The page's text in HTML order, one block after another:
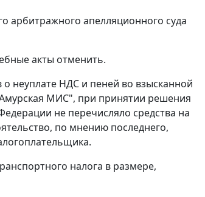
арбитражного апелляционного суда
акты отменить.
неуплате НДС и пеней во взысканной
МИС", при принятии решения
не перечисляло средства на
по мнению последнего,
налога в размере,